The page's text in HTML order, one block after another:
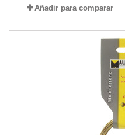
Añadir para comparar